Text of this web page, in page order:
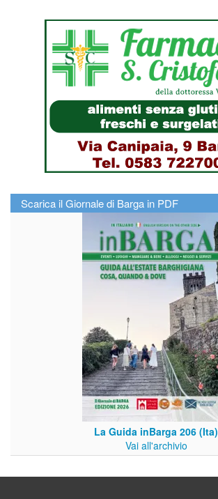
Scarica il Giornale di Barga in PDF
La Guida inBarga 206 (Ita)
Vai all'archivio